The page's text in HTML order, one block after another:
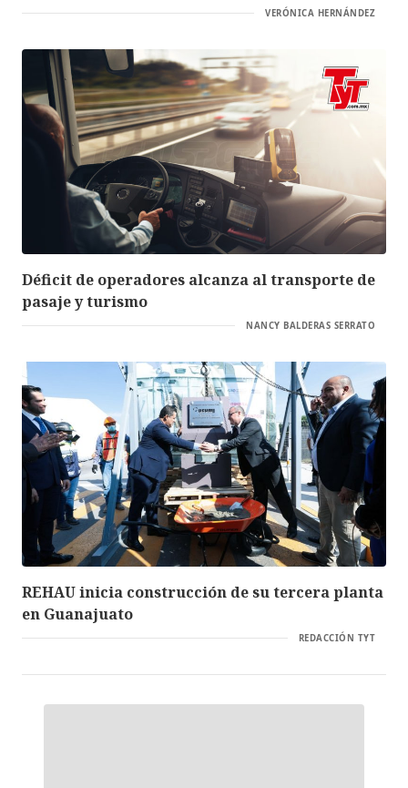
VERÓNICA HERNÁNDEZ
Déficit de operadores alcanza al transporte de
pasaje y turismo
NANCY BALDERAS SERRATO
REHAU inicia construcción de su tercera planta
en Guanajuato
REDACCIÓN TYT